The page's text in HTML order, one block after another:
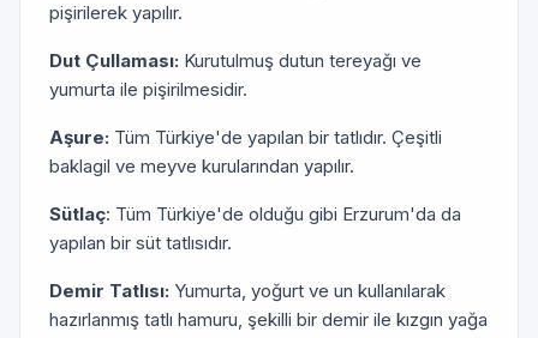
pişirilerek yapılır.
Dut Çullaması: Kurutulmuş dutun tereyağı ve
yumurta ile pişirilmesidir.
Aşure: Tüm Türkiye'de yapılan bir tatlıdır. Çeşitli
baklagil ve meyve kurularından yapılır.
Sütlaç: Tüm Türkiye'de olduğu gibi Erzurum'da da
yapılan bir süt tatlısıdır.
Demir Tatlısı: Yumurta, yoğurt ve un kullanılarak
hazırlanmış tatlı hamuru, şekilli bir demir ile kızgın yağa